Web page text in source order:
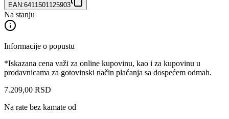
EAN:6411501125903
Na stanju
Informacije o popustu
*Iskazana cena važi za online kupovinu, kao i za kupovinu u
prodavnicama za gotovinski način plaćanja sa dospećem odmah.
7.209,00 RSD
Na rate bez kamate od